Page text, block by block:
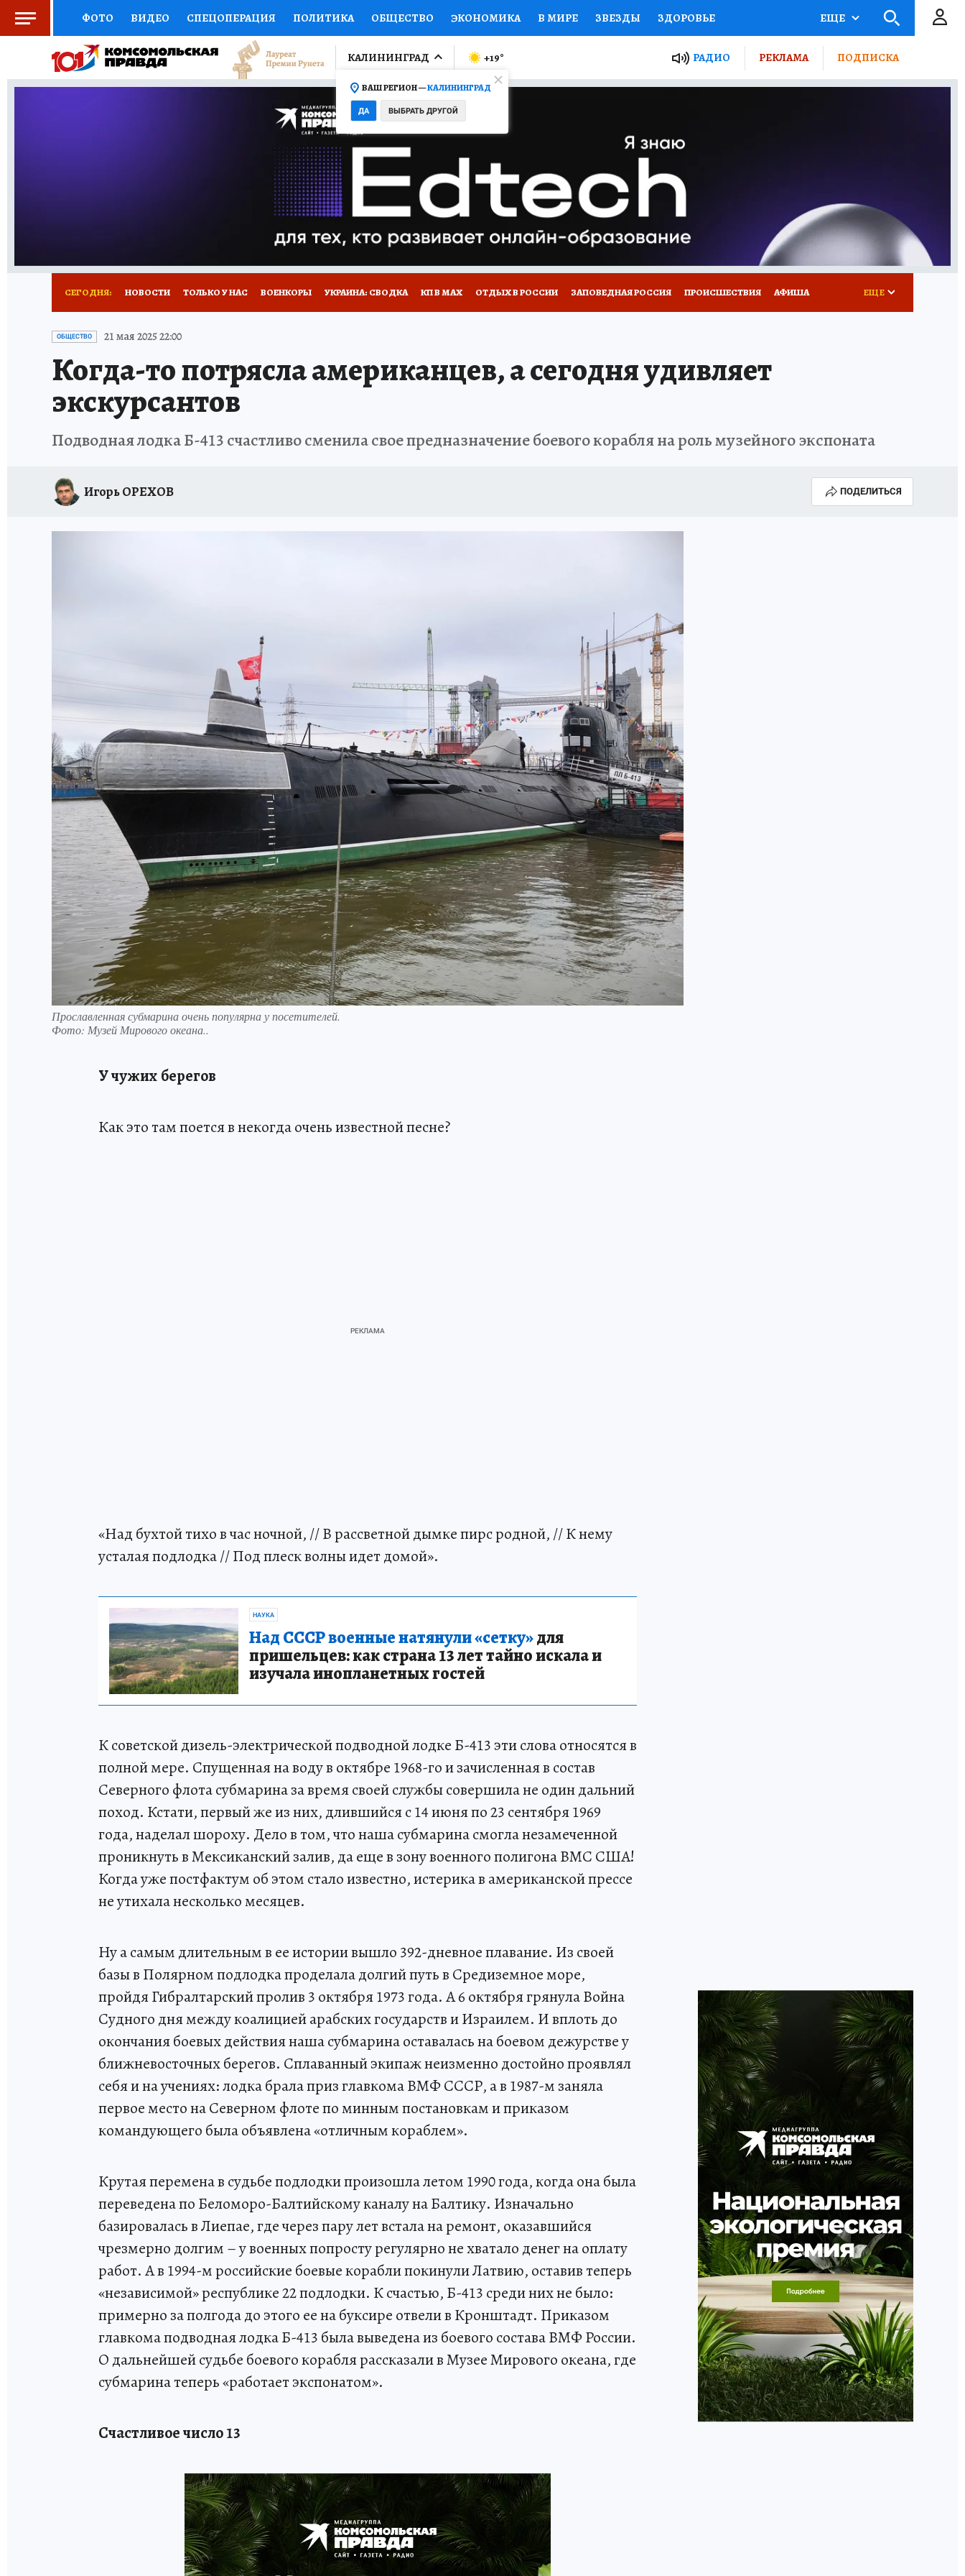
ФОТО ВИДЕО СПЕЦОПЕРАЦИЯ ПОЛИТИКА ОБЩЕСТВО ЭКОНОМИКА В МИРЕ ЗВЕЗДЫ ЗДОРОВЬЕ
СОЦПОДДЕРЖКА НАУКА СПОРТ КОЛУМНИСТЫ ПРОИСШЕСТВИЯ НАЦИОНАЛЬНЫЕ ПРОЕКТЫ РОССИИ
ВЫБОР ЭКСПЕРТОВ ДОКТОР ФИНАНСЫ ОТКРЫВАЕМ МИР Я ЗНАЮ СЕМЬЯ ЖЕНСКИЕ СЕКРЕТЫ ПУТЕВОДИТЕЛЬ
ПРОГНОЗЫ НА СПОРТ ПРОМОКОДЫ СЕРИАЛЫ
ТЕЛЕВИЗОР КОЛЛЕКЦИИ КОНКУРСЫ ГИД ПОТРЕБИТЕЛЯ
НОВОЕ НА САЙТЕ
ЕЩЕ
КАЛИНИНГРАД
ВАШ РЕГИОН —КАЛИНИНГРАД
ДА ВЫБРАТЬ ДРУГОЙ
+19° РАДИО РЕКЛАМА ПОДПИСКА
СЕГОДНЯ: НОВОСТИ ТОЛЬКО У НАС ВОЕНКОРЫ УКРАИНА: СВОДКА КП В МАХ ОТДЫХ В РОССИИ ЗАПОВЕДНАЯ РОССИЯ ПРОИСШЕСТВИЯ АФИША
ИСПЫТАНО НА СЕБЕ
ЕЩЕ
ОБЩЕСТВО 21 мая 2025 22:00
Когда-то потрясла американцев, а сегодня удивляет
экскурсантов
Подводная лодка Б-413 счастливо сменила свое предназначение боевого корабля на роль музейного экспоната
Игорь ОРЕХОВ ПОДЕЛИТЬСЯ
Прославленная субмарина очень популярна у посетителей.
Фото: Музей Мирового океана..
У чужих берегов
Как это там поется в некогда очень известной песне?
«Над бухтой тихо в час ночной, // В рассветной дымке пирс родной, // К нему
усталая подлодка // Под плеск волны идет домой».
НАУКА
Над СССР военные натянули «сетку»для
пришельцев: как страна 13 лет тайно искала и
изучала инопланетных гостей
К советской дизель-электрической подводной лодке Б-413 эти слова относятся в
полной мере. Спущенная на воду в октябре 1968-го и зачисленная в состав
Северного флота субмарина за время своей службы совершила не один дальний
поход. Кстати, первый же из них, длившийся с 14 июня по 23 сентября 1969
года, наделал шороху. Дело в том, что наша субмарина смогла незамеченной
проникнуть в Мексиканский залив, да еще в зону военного полигона ВМС США!
Когда уже постфактум об этом стало известно, истерика в американской прессе
не утихала несколько месяцев.
Ну а самым длительным в ее истории вышло 392-дневное плавание. Из своей
базы в Полярном подлодка проделала долгий путь в Средиземное море,
пройдя Гибралтарский пролив 3 октября 1973 года. А 6 октября грянула Война
Судного дня между коалицией арабских государств и Израилем. И вплоть до
окончания боевых действия наша субмарина оставалась на боевом дежурстве у
ближневосточных берегов. Сплаванный экипаж неизменно достойно проявлял
себя и на учениях: лодка брала приз главкома ВМФ СССР, а в 1987-м заняла
первое место на Северном флоте по минным постановкам и приказом
командующего была объявлена «отличным кораблем».
Крутая перемена в судьбе подлодки произошла летом 1990 года, когда она была
переведена по Беломоро-Балтийскому каналу на Балтику. Изначально
базировалась в Лиепае, где через пару лет встала на ремонт, оказавшийся
чрезмерно долгим – у военных попросту регулярно не хватало денег на оплату
работ. А в 1994-м российские боевые корабли покинули Латвию, оставив теперь
«независимой» республике 22 подлодки. К счастью, Б-413 среди них не было:
примерно за полгода до этого ее на буксире отвели в Кронштадт. Приказом
главкома подводная лодка Б-413 была выведена из боевого состава ВМФ России.
О дальнейшей судьбе боевого корабля рассказали в Музее Мирового океана, где
субмарина теперь «работает экспонатом».
Счастливое число 13